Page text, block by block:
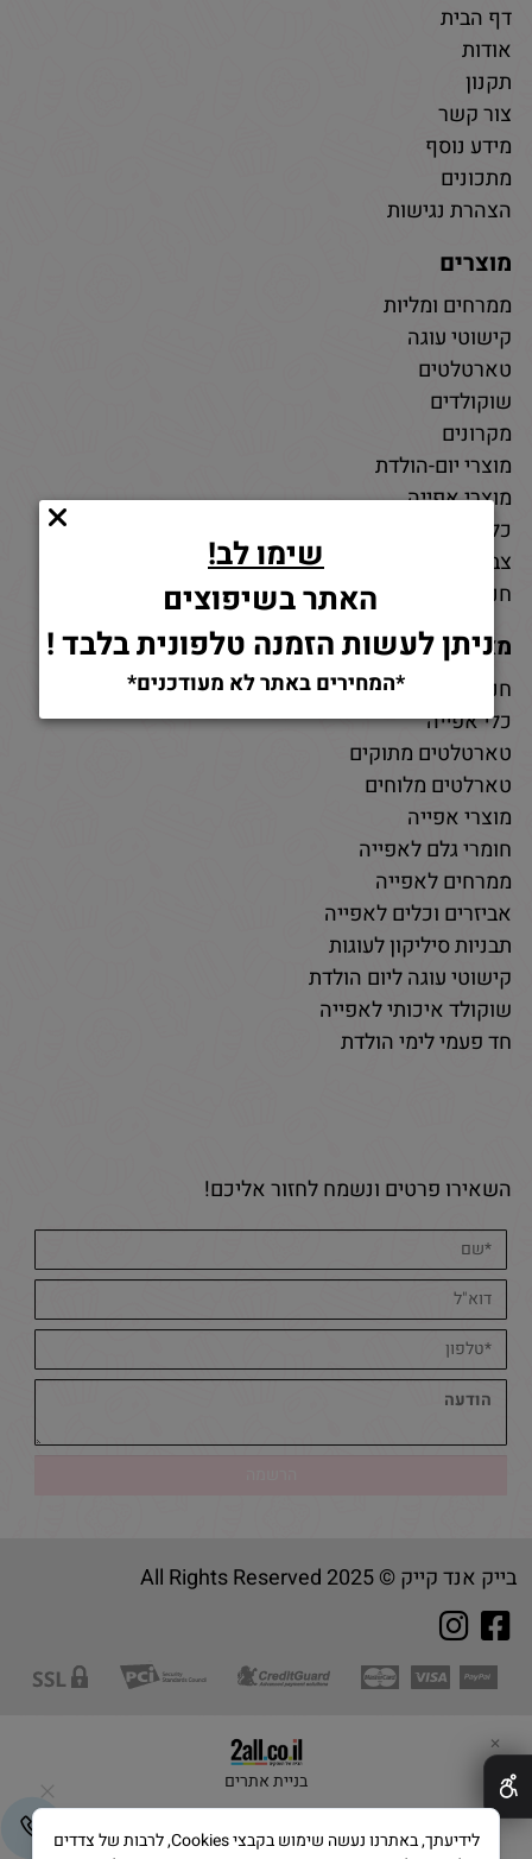
דף הבית
אודות
תקנון
צור קשר
מידע נוסף
מתכונים
הצהרת נגישות
מוצרים
ממרחים ומליות
קישוטי עוגה
טארטלטים
שוקולדים
מקרונים
מוצרי יום-הולדת
מוצרי אפייה
כלי אפייה
צבעי מאכל
חנות חומרי גלם לאפייה
מאמרים
חנות למוצרי אפייה
כלי אפייה
טארטלטים מתוקים
טארלטים מלוחים
מוצרי אפייה
חומרי גלם לאפייה
ממרחים לאפייה
אביזרים וכלים לאפייה
תבניות סיליקון לעוגות
קישוטי עוגה ליום הולדת
שוקולד איכותי לאפייה
חד פעמי לימי הולדת
השאירו פרטים ונשמח לחזור אליכם!
בייק אנד קייק © 2025 All Rights Reserved
בניית אתרים
שימו לב!
האתר בשיפוצים
ניתן לעשות הזמנה טלפונית בלבד !
*המחירים באתר לא מעודכנים*
✕
לידיעתך, באתרנו נעשה שימוש בקבצי Cookies, לרבות של צדדים